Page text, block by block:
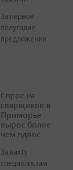
За первое
полугодие
предложения
Спрос на
сварщиков в
Приморье
вырос более
чем вдвое
За вахту
специалистам